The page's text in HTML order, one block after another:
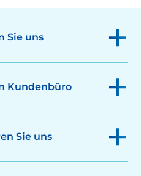
Sie uns
Kundenbüro
Sie uns